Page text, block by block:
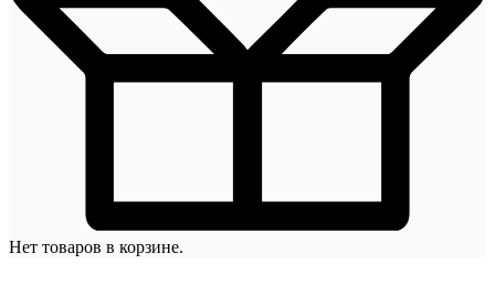
Нет товаров в корзине.